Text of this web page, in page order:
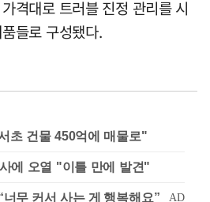
격대로 트러블 진정 관리를 시
들로 구성됐다.
초 건물 450억에 매물로"
에 오열 "이틀 만에 발견"